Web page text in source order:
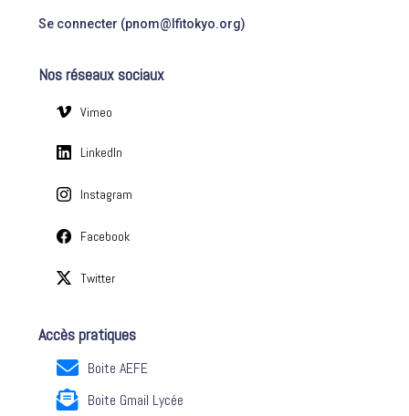
o
e
Se connecter (pnom@lfitokyo.org)
Nos réseaux sociaux
Vimeo
LinkedIn
Instagram
Facebook
Twitter
Accès pratiques
Boite AEFE
Boite Gmail Lycée